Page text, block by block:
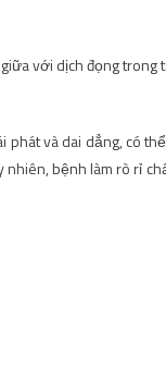
với dịch đọng trong
phát và dai dẳng, có
bệnh làm rò rỉ